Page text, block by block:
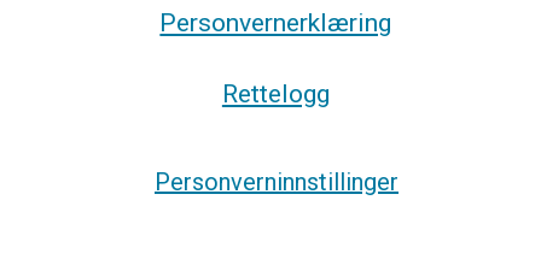
Personvernerklæring
Rettelogg
Personverninnstillinger